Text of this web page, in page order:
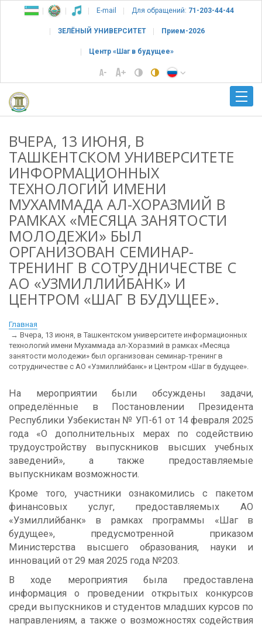
E-mail Для обращений: 71-203-44-44
ЗЕЛЁНЫЙ УНИВЕРСИТЕТ Прием-2026
Центр «Шаг в будущее»
ВЧЕРА, 13 ИЮНЯ, В
ТАШКЕНТСКОМ УНИВЕРСИТЕТЕ
ИНФОРМАЦИОННЫХ
ТЕХНОЛОГИЙ ИМЕНИ
МУХАММАДА АЛ-ХОРАЗМИЙ В
РАМКАХ «МЕСЯЦА ЗАНЯТОСТИ
МОЛОДЕЖИ» БЫЛ
ОРГАНИЗОВАН СЕМИНАР-
ТРЕНИНГ В СОТРУДНИЧЕСТВЕ С
АО «УЗМИЛЛИЙБАНК» И
ЦЕНТРОМ «ШАГ В БУДУЩЕЕ».
Главная
Вчера, 13 июня, в Ташкентском университете информационных
технологий имени Мухаммада ал-Хоразмий в рамках «Месяца
занятости молодежи» был организован семинар-тренинг в
сотрудничестве с АО «Узмиллийбанк» и Центром «Шаг в будущее».
На мероприятии были обсуждены задачи,
определённые в Постановлении Президента
Республики Узбекистан № УП-61 от 14 февраля 2025
года «О дополнительных мерах по содействию
трудоустройству выпускников высших учебных
заведений», а также предоставляемые
выпускникам возможности.
Кроме того, участники ознакомились с пакетом
финансовых услуг, предоставляемых АО
«Узмиллийбанк» в рамках программы «Шаг в
будущее», предусмотренной приказом
Министерства высшего образования, науки и
инноваций от 29 мая 2025 года №203.
В ходе мероприятия была предоставлена
информация о проведении открытых конкурсов
среди выпускников и студентов младших курсов по
направлениям, а также о возможностях содействия